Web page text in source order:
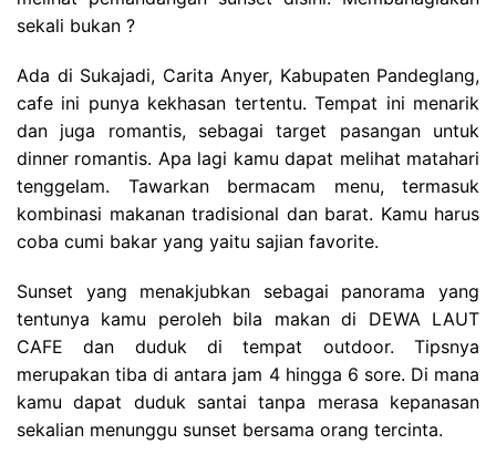
sekali bukan ?
Ada di Sukajadi, Carita Anyer, Kabupaten Pandeglang,
cafe ini punya kekhasan tertentu. Tempat ini menarik
dan juga romantis, sebagai target pasangan untuk
dinner romantis. Apa lagi kamu dapat melihat matahari
tenggelam. Tawarkan bermacam menu, termasuk
kombinasi makanan tradisional dan barat. Kamu harus
coba cumi bakar yang yaitu sajian favorite.
Sunset yang menakjubkan sebagai panorama yang
tentunya kamu peroleh bila makan di DEWA LAUT
CAFE dan duduk di tempat outdoor. Tipsnya
merupakan tiba di antara jam 4 hingga 6 sore. Di mana
kamu dapat duduk santai tanpa merasa kepanasan
sekalian menunggu sunset bersama orang tercinta.